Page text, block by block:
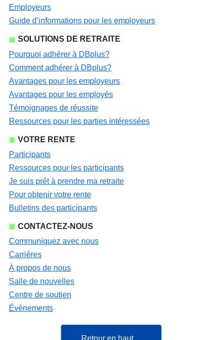
Employeurs
Guide d’informations pour les employeurs
SOLUTIONS DE RETRAITE
Pourquoi adhérer à DBplus?
Comment adhérer à DBplus?
Avantages pour les employeurs
Avantages pour les employés
Témoignages de réussite
Ressources pour les parties intéressées
VOTRE RENTE
Participants
Ressources pour les participants
Je suis prêt à prendre ma retraite
Pour obtenir votre rente
Bulletins des participants
CONTACTEZ-NOUS
Communiquez avec nous
Carrières
À propos de nous
Salle de nouvelles
Centre de soutien
Évènements
Retour en haut